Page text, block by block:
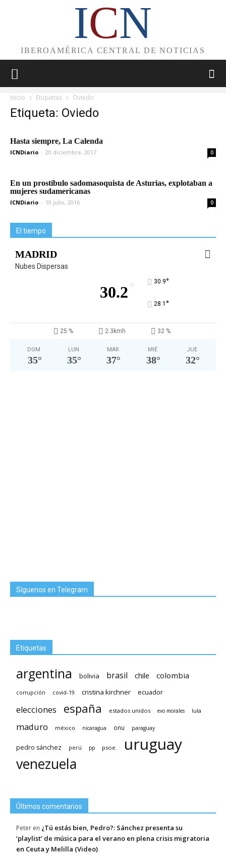
ICN
IBEROAMÉRICA CENTRAL DE NOTICIAS
Inicio Etiquetas Oviedo
Etiqueta: Oviedo
Hasta siempre, La Calenda
ICNDiario - 20 diciembre, 2017 0
En un prostíbulo sadomasoquista de Asturias, explotaban a
mujeres sudamericanas
ICNDiario - 10 julio, 2016 0
El tiempo
MADRID
Nubes Dispersas
30.2 ° 30.9°
28.1 °
25 % 2.3kmh 32 %
DOM
35°
LUN
35°
MAR
37°
MIÉ
38°
JUE
32°
Síguenos en Telegram
Etiquetas
argentina bolivia brasil chile colombia
corrupción covid-19 cristina kirchner ecuador
elecciones españa estados unidos evo morales lula
maduro méxico nicaragua onu paraguay
pedro sánchez perú pp psoe. uruguay
venezuela
Últimos comentarios
Peter en ¿Tú estás bien, Pedro?: Sánchez presenta su
‘playlist’ de música para el verano en plena crisis migratoria
en Ceuta y Melilla (Video)